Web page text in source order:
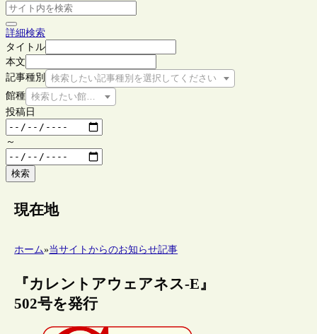
詳細検索
タイトル
本文
記事種別
検索したい記事種別を選択してください
館種 検索したい館種を選択してください
投稿日
～
検索
現在地
ホーム»当サイトからのお知らせ記事
『カレントアウェアネス-E』
502号を発行